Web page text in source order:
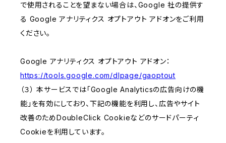
で使用されることを望まない場合は、Google 社の提供す
る Google アナリティクス オプトアウト アドオンをご利用
ください。
Google アナリティクス オプトアウト アドオン：
https://tools.google.com/dlpage/gaoptout
（３） 本サービスでは「Google Analyticsの広告向けの機
能」を有効にしており、下記の機能を利用し、広告やサイト
改善のためDoubleClick Cookieなどのサードパーティ
Cookieを利用しています。